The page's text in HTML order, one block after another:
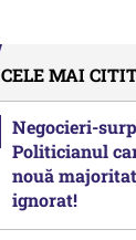
CELE MAI
Negocieri-
Politicianul
nouă
ignorat!